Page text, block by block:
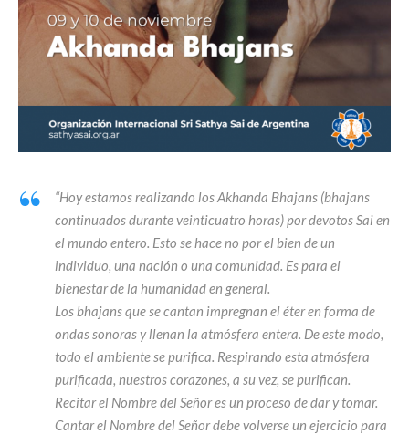
“Hoy estamos realizando los Akhanda Bhajans (bhajans
continuados durante veinticuatro horas) por devotos Sai en
el mundo entero. Esto se hace no por el bien de un
individuo, una nación o una comunidad. Es para el
bienestar de la humanidad en general.
Los bhajans que se cantan impregnan el éter en forma de
ondas sonoras y llenan la atmósfera entera. De este modo,
todo el ambiente se purifica. Respirando esta atmósfera
purificada, nuestros corazones, a su vez, se purifican.
Recitar el Nombre del Señor es un proceso de dar y tomar.
Cantar el Nombre del Señor debe volverse un ejercicio para